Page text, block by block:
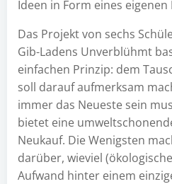
Ideen in Form eines
Das Projekt von sechs
Gib-Ladens Unverblühmt
einfachen Prinzip: dem
soll darauf aufmerksam
immer das Neueste sein
bietet eine
Neukauf. Die Wenigsten
darüber, wieviel
Aufwand hinter einem